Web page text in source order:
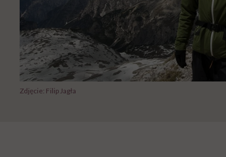
Zdjęcie: Filip Jagła